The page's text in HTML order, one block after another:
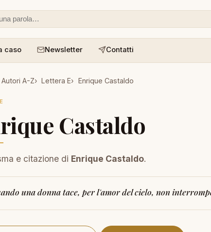
un aforisma
caso Newsletter Contatti
Autori A-Z Lettera E Enrique Castaldo
Castaldo
e citazione di Enrique Castaldo.
una donna tace, per l'amor del cielo, non